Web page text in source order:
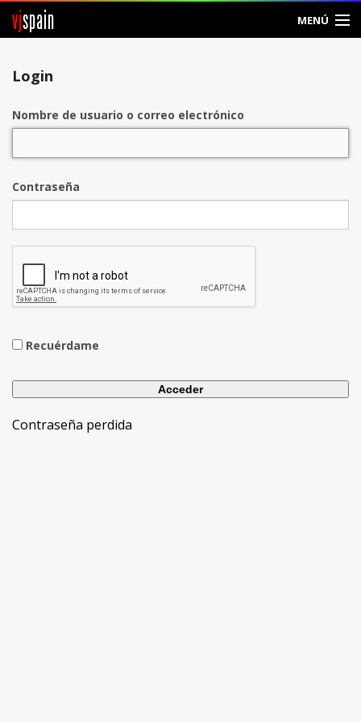
vjspain MENÚ
Login
Nombre de usuario o correo electrónico
Contraseña
Recuérdame
Contraseña perdida